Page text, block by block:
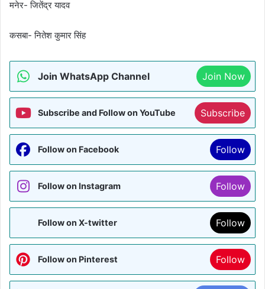
मनेर- जितेंद्र यादव
कसबा- नितेश कुमार सिंह
Join WhatsApp Channel Join Now
Subscribe and Follow on YouTube Subscribe
Follow on Facebook Follow
Follow on Instagram Follow
Follow on X-twitter Follow
Follow on Pinterest Follow